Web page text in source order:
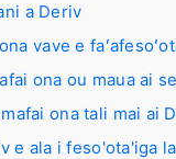
a Deriv
vave e
ona ou maua ai
ona tali mai ai
e ala i feso'ota'iga